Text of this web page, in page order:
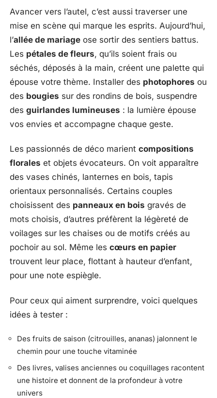
Avancer vers l’autel, c’est aussi traverser une
mise en scène qui marque les esprits. Aujourd’hui,
l’allée de mariage ose sortir des sentiers battus.
Les pétales de fleurs, qu’ils soient frais ou
séchés, déposés à la main, créent une palette qui
épouse votre thème. Installer des photophores ou
des bougies sur des rondins de bois, suspendre
des guirlandes lumineuses : la lumière épouse
vos envies et accompagne chaque geste.
Les passionnés de déco marient compositions
florales et objets évocateurs. On voit apparaître
des vases chinés, lanternes en bois, tapis
orientaux personnalisés. Certains couples
choisissent des panneaux en bois gravés de
mots choisis, d’autres préfèrent la légèreté de
voilages sur les chaises ou de motifs créés au
pochoir au sol. Même les cœurs en papier
trouvent leur place, flottant à hauteur d’enfant,
pour une note espiègle.
Pour ceux qui aiment surprendre, voici quelques
idées à tester :
Des fruits de saison (citrouilles, ananas) jalonnent le
chemin pour une touche vitaminée
Des livres, valises anciennes ou coquillages racontent
une histoire et donnent de la profondeur à votre
univers